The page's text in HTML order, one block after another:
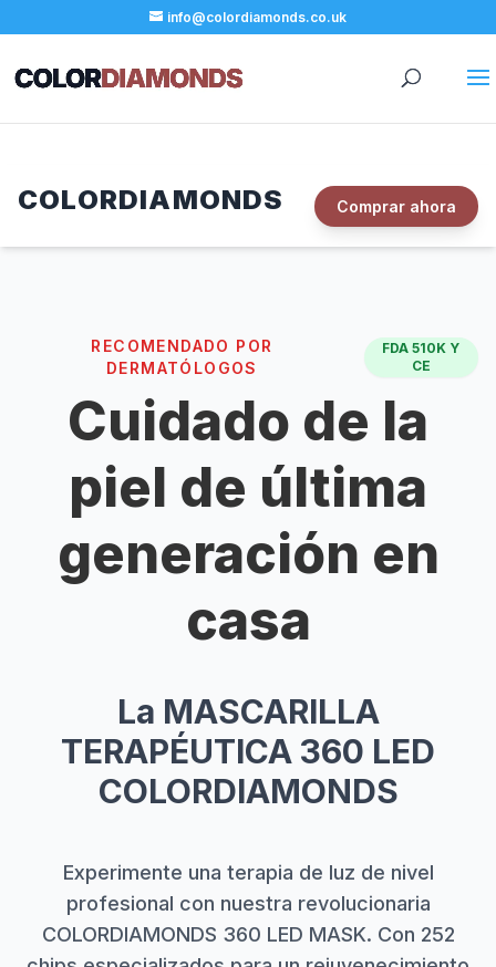
info@colordiamonds.co.uk
COLORDIAMONDS Comprar ahora
RECOMENDADO POR
DERMATÓLOGOS
FDA 510K Y
CE
Cuidado de la
piel de última
generación en
casa
La MASCARILLA
TERAPÉUTICA 360 LED
COLORDIAMONDS
Experimente una terapia de luz de nivel
profesional con nuestra revolucionaria
COLORDIAMONDS 360 LED MASK. Con 252